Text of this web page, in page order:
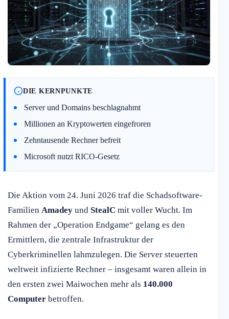
DIE KERNPUNKTE
Server und Domains beschlagnahmt
Millionen an Kryptowerten eingefroren
Zehntausende Rechner befreit
Microsoft nutzt RICO-Gesetz
Die Aktion vom 24. Juni 2026 traf die Schadsoftware-
Familien Amadey und StealC mit voller Wucht. Im
Rahmen der „Operation Endgame“ gelang es den
Ermittlern, die zentrale Infrastruktur der
Cyberkriminellen lahmzulegen. Die Server steuerten
weltweit infizierte Rechner – insgesamt waren allein in
den ersten zwei Maiwochen mehr als 140.000
Computer betroffen.